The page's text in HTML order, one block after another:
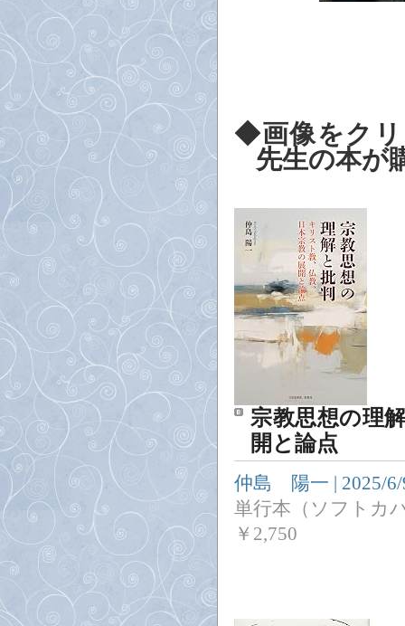
◆画像をクリ
先生の本が
宗教思想の理
開と論点
仲島 陽一 | 2025/
単行本（ソフトカ
￥ 2,750